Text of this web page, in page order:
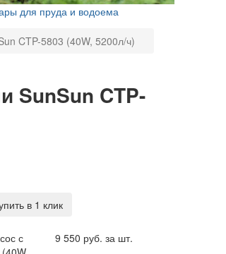
для пруда и водоема
CTP-5803 (40W, 5200л/ч)
SunSun CTP-
в 1 клик
с
9 550 руб. за шт.